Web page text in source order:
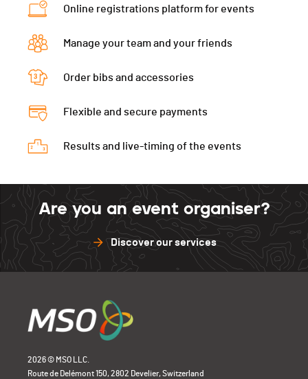
Online registrations platform for events
Manage your team and your friends
Order bibs and accessories
Flexible and secure payments
Results and live-timing of the events
Are you an event organiser?
Discover our services
2026 © MSO LLC.
Route de Delémont 150, 2802 Develier, Switzerland